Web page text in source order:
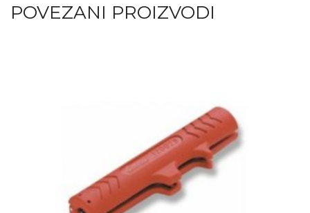
POVEZANI PROIZVODI